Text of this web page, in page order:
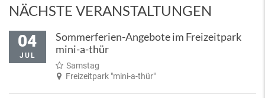
NÄCHSTE VERANSTALTUNGEN
04
JUL
Sommerferien-Angebote im Freizeitpark
mini-a-thür
Samstag
Freizeitpark "mini-a-thür"